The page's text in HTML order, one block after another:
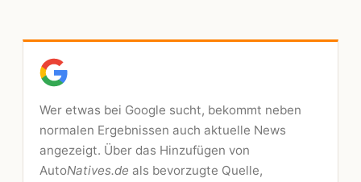
Wer etwas bei Google sucht, bekommt neben
normalen Ergebnissen auch aktuelle News
angezeigt. Über das Hinzufügen von
AutoNatives.de als bevorzugte Quelle,